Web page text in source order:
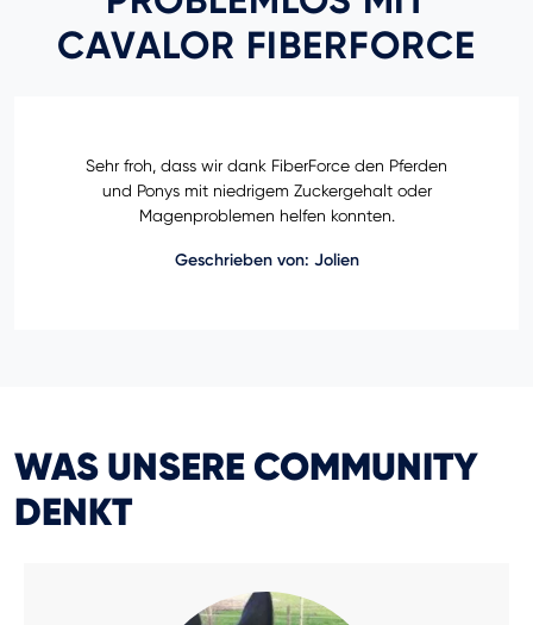
CAVALOR FIBERFORCE
Sehr froh, dass wir dank FiberForce den Pferden
und Ponys mit niedrigem Zuckergehalt oder
Magenproblemen helfen konnten.
Geschrieben von: Jolien
WAS UNSERE COMMUNITY
DENKT